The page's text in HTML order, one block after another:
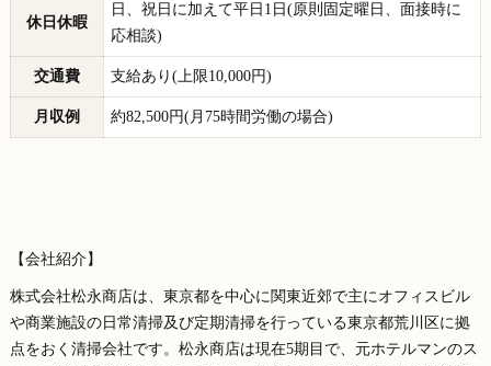
休日休暇
日、祝日に加えて平日1日(原則固定曜日、面接時に
応相談)
交通費 支給あり(上限10,000円)
月収例 約82,500円(月75時間労働の場合)
【会社紹介】
株式会社松永商店は、東京都を中心に関東近郊で主にオフィスビル
や商業施設の日常清掃及び定期清掃を行っている東京都荒川区に拠
点をおく清掃会社です。松永商店は現在5期目で、元ホテルマンのス